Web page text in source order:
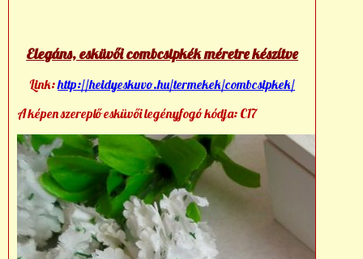
Elegáns, esküvői combcsipkék méretre készítve
Link:http://heidyeskuvo.hu/termekek/combcsipkek/
A képen szereplő esküvői legényfogó kódja: C17